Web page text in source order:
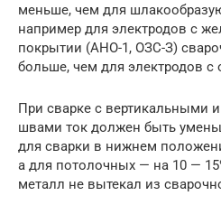
меньше, чем для
например для электродов с
покрытии (АНО-1, ОЗС-З)
больше, чем для электродов
При сварке с вертикальными
швами ток должен быть
для сварки в нижнем
а для потолочных — на 10 —
металл не вытекал из